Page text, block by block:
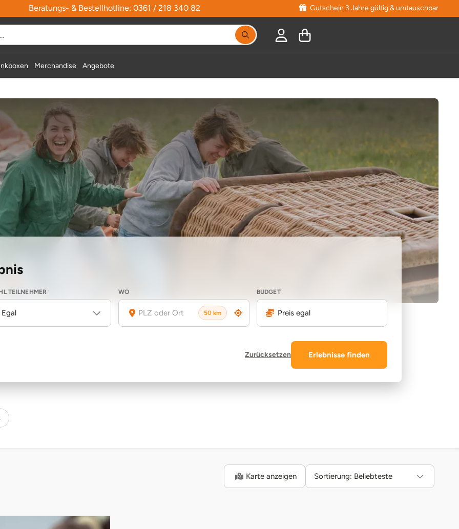
Beratungs- & Bestellhotline: 0361 / 218 340 82 Gutschein 3 Jahre gültig & umtauschbar
Merchandise Angebote
TEILNEHMER
Egal
WO
50 km
BUDGET
Preis egal
Zurücksetzen Erlebnisse finden
Karte anzeigen Sortierung: Beliebteste